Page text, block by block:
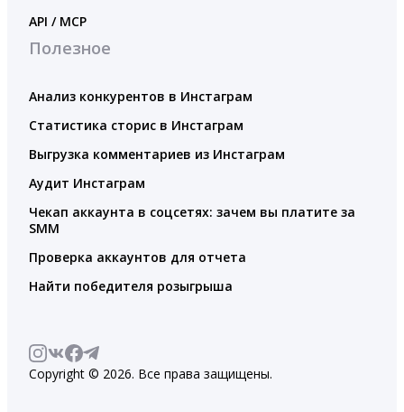
API / MCP
Полезное
Анализ конкурентов в Инстаграм
Статистика сторис в Инстаграм
Выгрузка комментариев из Инстаграм
Аудит Инстаграм
Чекап аккаунта в соцсетях: зачем вы платите за
SMM
Проверка аккаунтов для отчета
Найти победителя розыгрыша
Copyright © 2026. Все права защищены.